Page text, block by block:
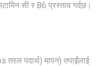
सी र B6 प्रस्ताव गर्दछ।
पदार्थ) मापन) तपाईंलाई